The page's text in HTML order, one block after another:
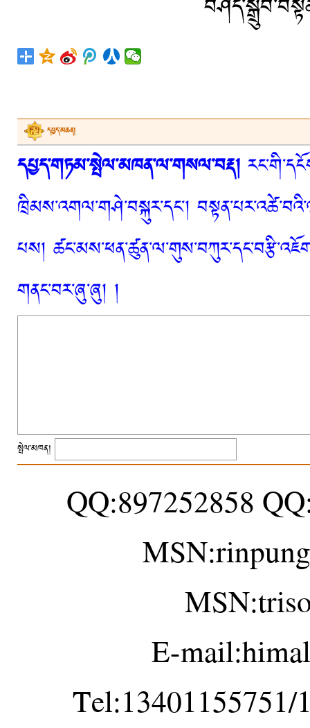
དཔྱད་མཆན།
དཔྱད་གཏམ་སྤེལ་མཁན་ལ་གསལ་བརྡ།
ཁྲིམས་འགལ་གཤེ་བསྐུར་དང་།
པས།
གནང་བར་ཞུ་ཞུ། །
སྤེལ་མཁན།
QQ:897252858
E-
Tel:13401155751/